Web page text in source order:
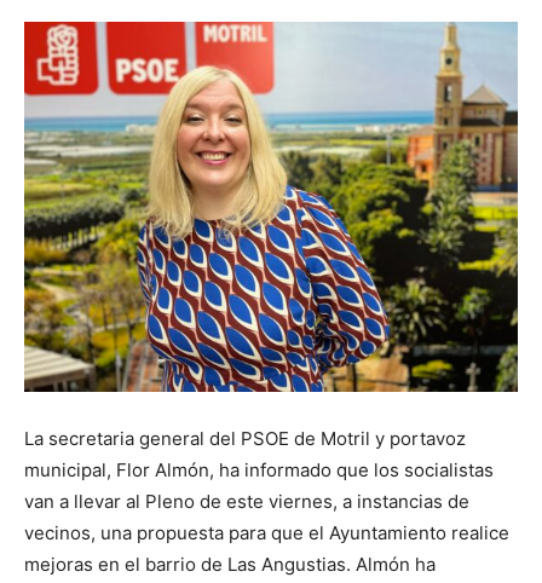
La secretaria general del PSOE de Motril y portavoz
municipal, Flor Almón, ha informado que los socialistas
van a llevar al Pleno de este viernes, a instancias de
vecinos, una propuesta para que el Ayuntamiento realice
mejoras en el barrio de Las Angustias. Almón ha